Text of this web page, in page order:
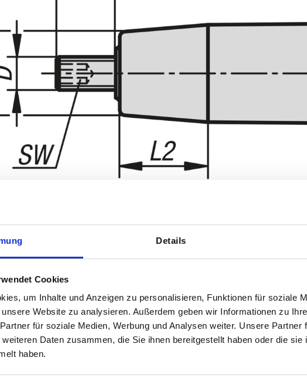
Details
Cookies
um Inhalte und Anzeigen zu personalisieren, Funktionen für soziale
Website zu analysieren. Außerdem geben wir Informationen zu
für soziale Medien, Werbung und Analysen weiter. Unsere Partner
Daten zusammen, die Sie ihnen bereitgestellt haben oder die sie
haben.
L1
40,5
65,5
90,5
Edelstahl
Stahl
18
23
TABELLE VERGRÖSSERN
in regelmäßigen Abständen mehrmals täglich aktualisiert.
Ihrer Bestellung erfahren Sie das bestätigte